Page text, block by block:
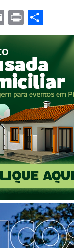
Email
PrintShare